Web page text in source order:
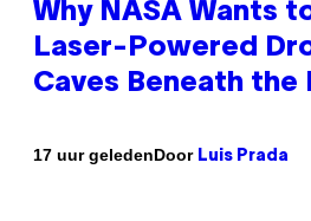
Why NASA Wants
Laser-Powered
Caves Beneath the
17 uur geledenDoor Luis Prada